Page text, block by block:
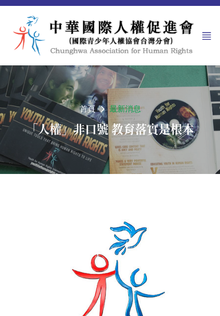
首頁 最新消息
「人權」非口號 教育落實是根本